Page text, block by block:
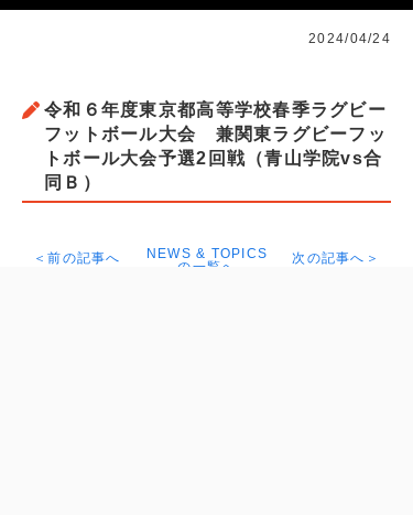
2024/04/24
令和６年度東京都高等学校春季ラグビー
フットボール大会 兼関東ラグビーフッ
トボール大会予選2回戦（青山学院vs合
同Ｂ）
＜前の記事へ
NEWS & TOPICS
の一覧へ
次の記事へ＞